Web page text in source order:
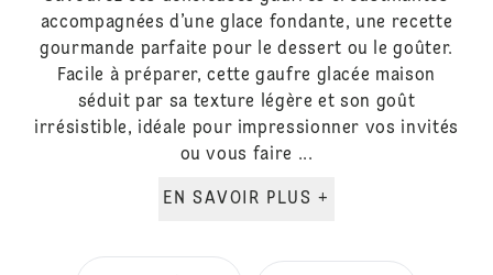
accompagnées d’une glace fondante, une recette
gourmande parfaite pour le dessert ou le goûter.
Facile à préparer, cette gaufre glacée maison
séduit par sa texture légère et son goût
irrésistible, idéale pour impressionner vos invités
ou vous faire ...
EN SAVOIR PLUS +